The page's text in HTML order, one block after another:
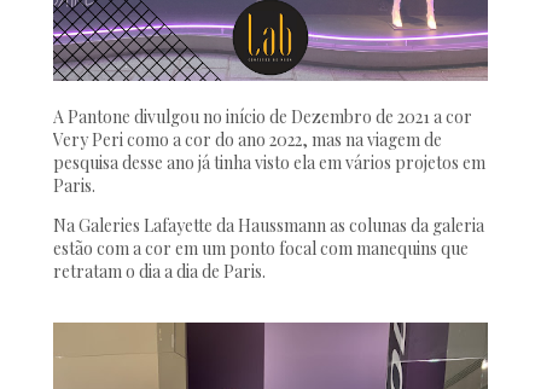
A Pantone divulgou no início de Dezembro de 2021 a cor
Very Peri como a cor do ano 2022, mas na viagem de
pesquisa desse ano já tinha visto ela em vários projetos em
Paris.
Na Galeries Lafayette da Haussmann as colunas da galeria
estão com a cor em um ponto focal com manequins que
retratam o dia a dia de Paris.